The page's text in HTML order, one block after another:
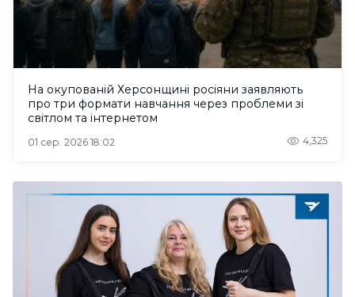
На окупованій Херсонщині росіяни заявляють
про три формати навчання через проблеми зі
світлом та інтернетом
01 сер. 2026 18:02 4,325